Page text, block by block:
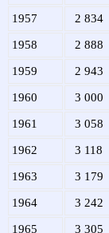
1957 2 834
1958 2 888
1959 2 943
1960 3 000
1961 3 058
1962 3 118
1963 3 179
1964 3 242
1965 3 305